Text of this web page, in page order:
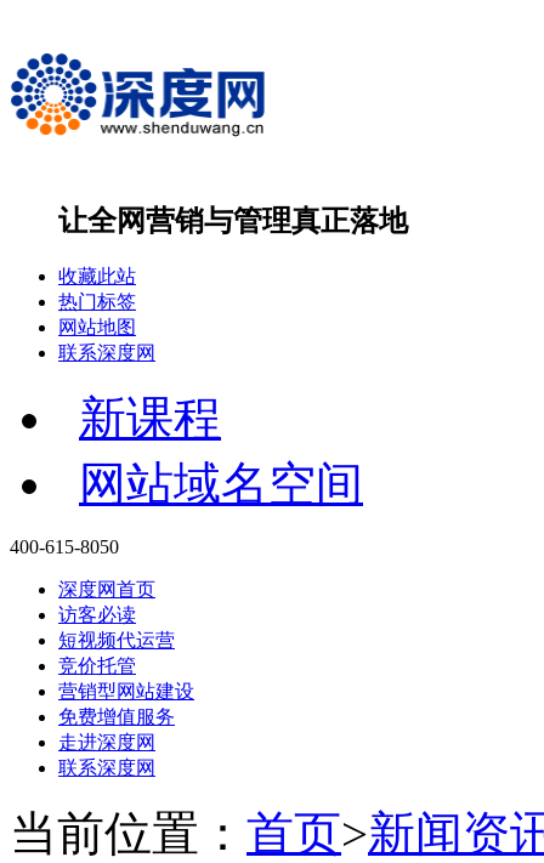
让全网营销与管理真正落地
收藏此站
热门标签
网站地图
联系深度网
新课程
网站域名空间
400-615-8050
深度网首页
访客必读
短视频代运营
竞价托管
营销型网站建设
免费增值服务
走进深度网
联系深度网
当前位置： 首页>新闻资